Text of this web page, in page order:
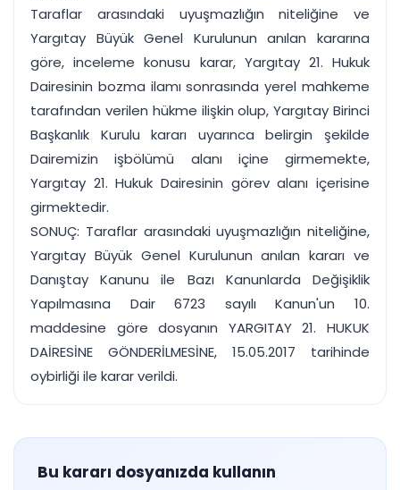
Taraflar arasındaki uyuşmazlığın niteliğine ve
Yargıtay Büyük Genel Kurulunun anılan kararına
göre, inceleme konusu karar, Yargıtay 21. Hukuk
Dairesinin bozma ilamı sonrasında yerel mahkeme
tarafından verilen hükme ilişkin olup, Yargıtay Birinci
Başkanlık Kurulu kararı uyarınca belirgin şekilde
Dairemizin işbölümü alanı içine girmemekte,
Yargıtay 21. Hukuk Dairesinin görev alanı içerisine
girmektedir.
SONUÇ: Taraflar arasındaki uyuşmazlığın niteliğine,
Yargıtay Büyük Genel Kurulunun anılan kararı ve
Danıştay Kanunu ile Bazı Kanunlarda Değişiklik
Yapılmasına Dair 6723 sayılı Kanun'un 10.
maddesine göre dosyanın YARGITAY 21. HUKUK
DAİRESİNE GÖNDERİLMESİNE, 15.05.2017 tarihinde
oybirliği ile karar verildi.
Bu kararı dosyanızda kullanın